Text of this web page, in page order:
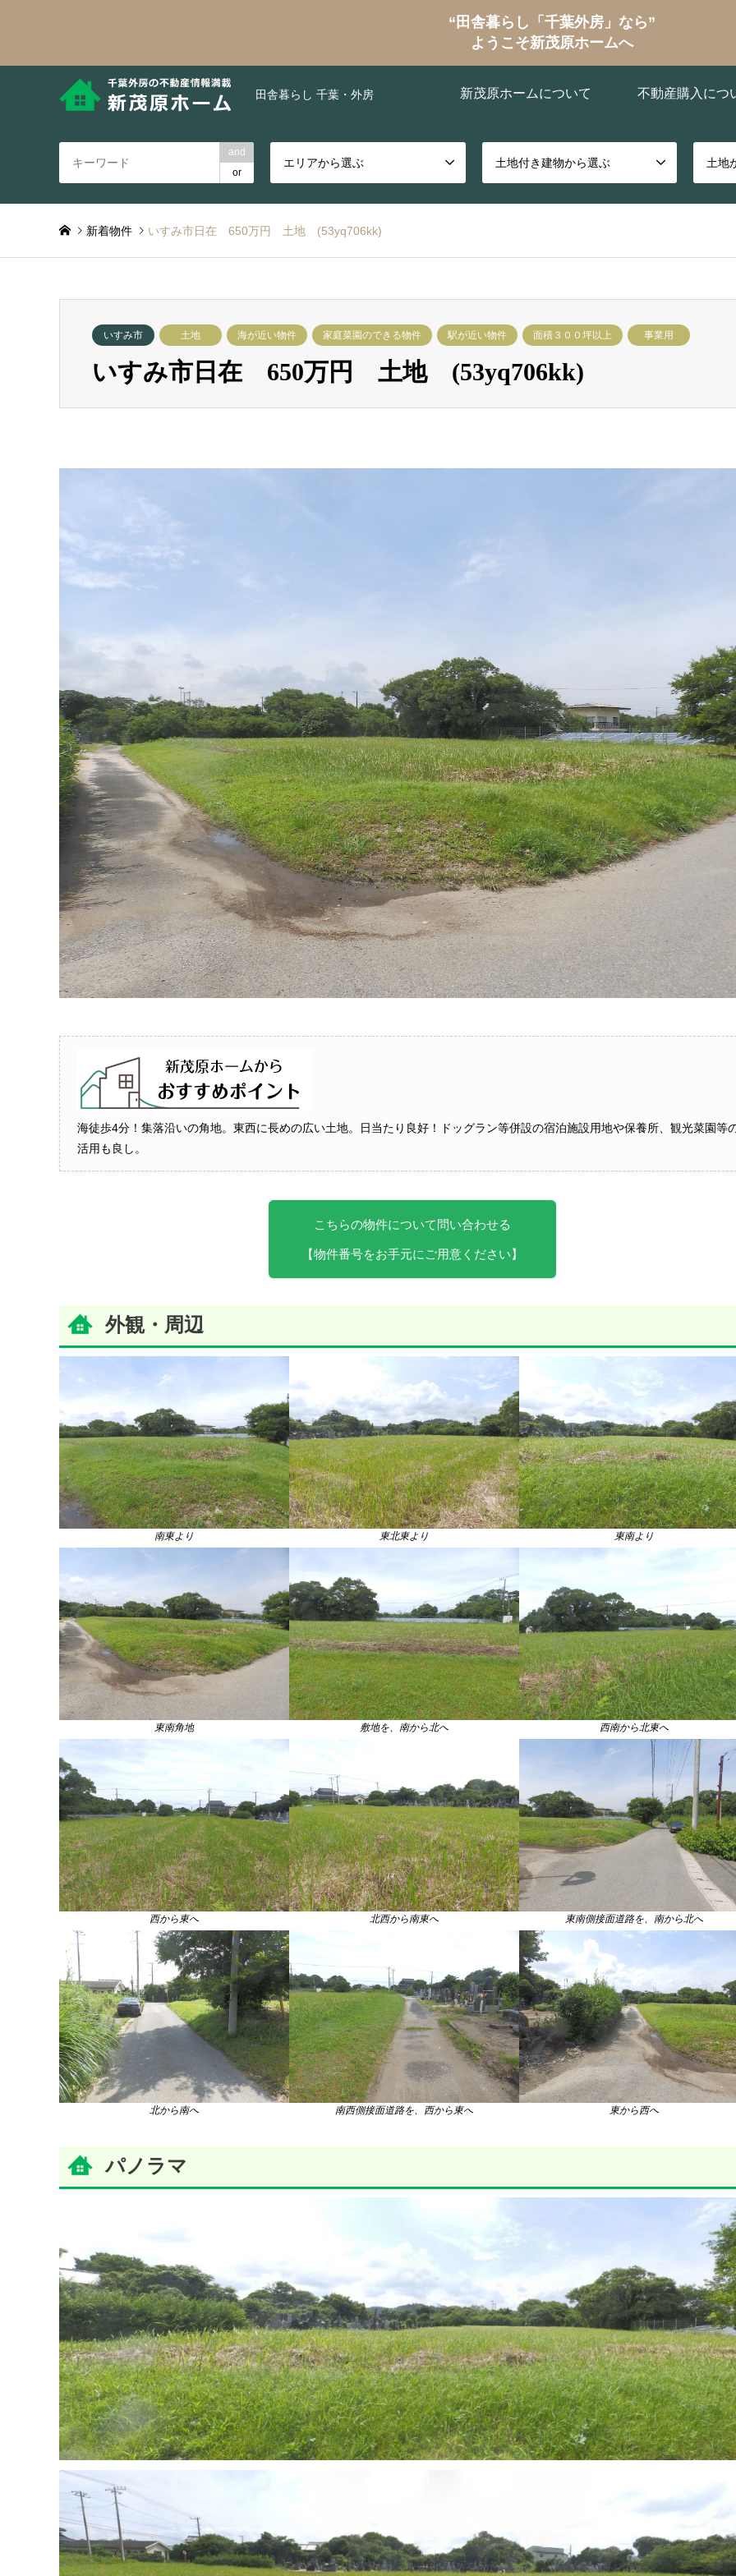
“田舎暮らし「千葉外房」なら”
ようこそ新茂原ホームへ
田舎暮らし 千葉・外房 新茂原ホームについて 不動産購入につ
and
or
エリアから選ぶ 土地付き建物から選ぶ 土地
新着物件 いすみ市日在 650万円 土地 (53yq706kk)
いすみ市 土地 海が近い物件 家庭菜園のできる物件 駅が近い物件 面積３００坪以上 事業用
いすみ市日在 650万円 土地 (53yq706kk)
海徒歩4分！集落沿いの角地。東西に長めの広い土地。日当たり良好！ドッグラン等併設の宿泊施設用地や保養所、観光菜園等
活用も良し。
こちらの物件について問い合わせる
【物件番号をお手元にご用意ください】
外観・周辺
南東より 東北東より 東南より
東南角地 敷地を、南から北へ 西南から北東へ
西から東へ 北西から南東へ 東南側接面道路を、南から北へ
北から南へ 南西側接面道路を、西から東へ 東から西へ
パノラマ